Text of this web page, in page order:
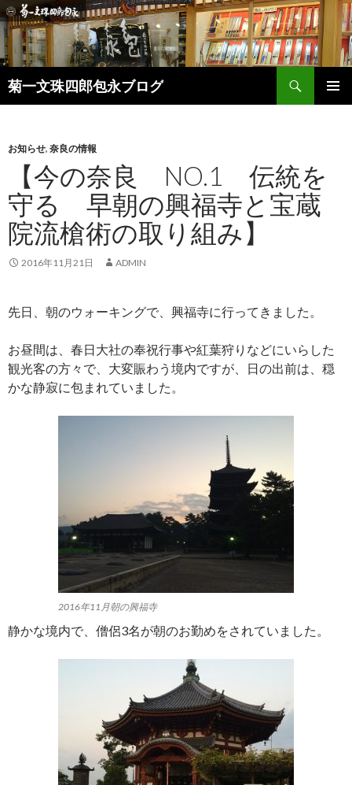
菊一文珠四郎包永ブログ
検
索
ン
ス
キ
ッ
プ
お知らせ, 奈良の情報
【今の奈良 NO.1 伝統を
守る 早朝の興福寺と宝蔵
院流槍術の取り組み】
2016年11月21日 ADMIN
先日、朝のウォーキングで、興福寺に行ってきました。
お昼間は、春日大社の奉祝行事や紅葉狩りなどにいらした
観光客の方々で、大変賑わう境内ですが、日の出前は、穏
かな静寂に包まれていました。
2016年11月朝の興福寺
静かな境内で、僧侶3名が朝のお勤めをされていました。